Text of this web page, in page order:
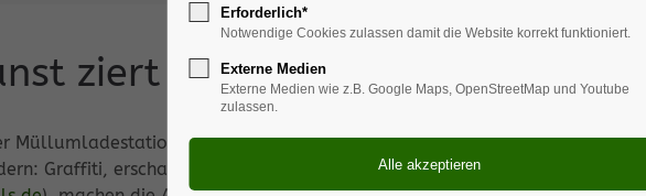
ziert die Müllumladestation
Müllumladestation Erlenbach kann man ab sofort ein
Graffiti, erschaffen von der Agentur Lucky Walls
Erforderlich*
Notwendige Cookies zulassen damit die Website korrekt funktioniert.
Externe Medien
Externe Medien wie z.B. Google Maps, OpenStreetMap und Youtube
zulassen.